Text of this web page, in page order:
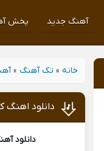
آهنگ جدید پخش
خانه » تک آهنگ »
دانلود اهنگ
دانلود